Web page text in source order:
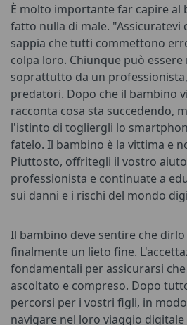
È molto importante far capire al
fatto nulla di male. "Assicuratevi
sappia che tutti commettono
colpa loro. Chiunque può
soprattutto da un
predatori. Dopo che il bambino
racconta cosa sta succedendo,
l'istinto di togliergli lo
fatelo. Il bambino è la vittima e
Piuttosto, offritegli il vostro
professionista e continuate a
sui danni e i rischi del mondo
Il bambino deve sentire che
finalmente un lieto fine.
fondamentali per assicurarsi
ascoltato e compreso. Dopo
percorsi per i vostri figli, in
navigare nel loro viaggio